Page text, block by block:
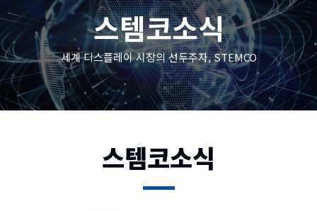
스템코소식
세계 디스플레이 시장의 선두주자, STEMCO
스템코소식